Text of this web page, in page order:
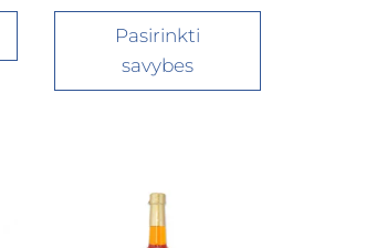
Pasirinkti
savybes